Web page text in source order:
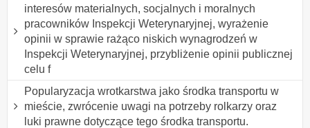
interesów materialnych, socjalnych i moralnych
pracowników Inspekcji Weterynaryjnej, wyrażenie
opinii w sprawie rażąco niskich wynagrodzeń w
Inspekcji Weterynaryjnej, przybliżenie opinii publicznej
celu f
Popularyzacja wrotkarstwa jako środka transportu w
mieście, zwrócenie uwagi na potrzeby rolkarzy oraz
luki prawne dotyczące tego środka transportu.